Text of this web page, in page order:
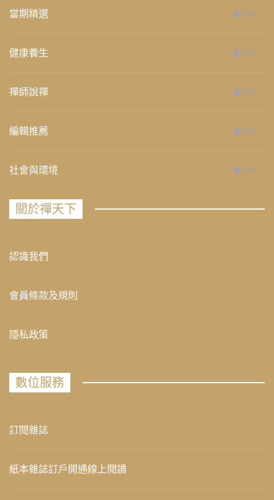
當期精選 658
健康養生 276
禪師說禪 267
編輯推薦 236
社會與環境 235
關於禪天下
認識我們
會員條款及規則
隱私政策
數位服務
訂閱雜誌
紙本雜誌訂戶開通線上閱讀